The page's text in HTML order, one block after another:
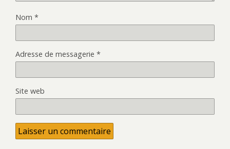
Nom *
Adresse de messagerie *
Site web